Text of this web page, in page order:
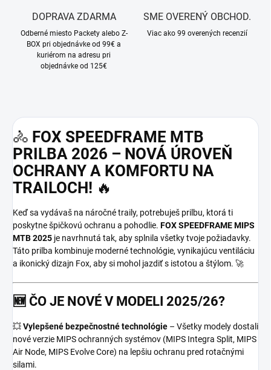
DOPRAVA ZDARMA
Odberné miesto Packety alebo Z-
BOX pri objednávke od 99€ a
kuriérom na adresu pri
objednávke od 125€
SME OVERENÝ OBCHOD.
Viac ako 99 overených recenzií
🚴 FOX SPEEDFRAME MTB
PRILBA 2026 – NOVÁ ÚROVEŇ
OCHRANY A KOMFORTU NA
TRAILOCH! 🔥
Keď sa vydávaš na náročné traily, potrebuješ prilbu, ktorá ti
poskytne špičkovú ochranu a pohodlie. FOX SPEEDFRAME MIPS
MTB 2025 je navrhnutá tak, aby splnila všetky tvoje požiadavky.
Táto prilba kombinuje moderné technológie, vynikajúcu ventiláciu
a ikonický dizajn Fox, aby si mohol jazdiť s istotou a štýlom. 🚀
🆕 ČO JE NOVÉ V MODELI 2025/26?
💥Vylepšené bezpečnostné technológie – Všetky modely dostali
nové verzie MIPS ochranných systémov (MIPS Integra Split, MIPS
Air Node, MIPS Evolve Core) na lepšiu ochranu pred rotačnými
silami.